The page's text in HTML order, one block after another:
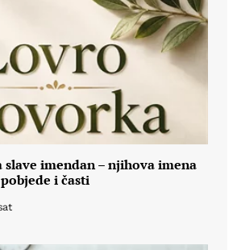
imendan – njihova imena
i časti